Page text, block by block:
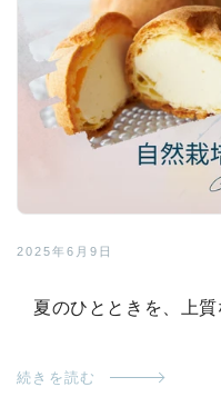
2025年6月9日
夏のひとときを、上
続きを読む